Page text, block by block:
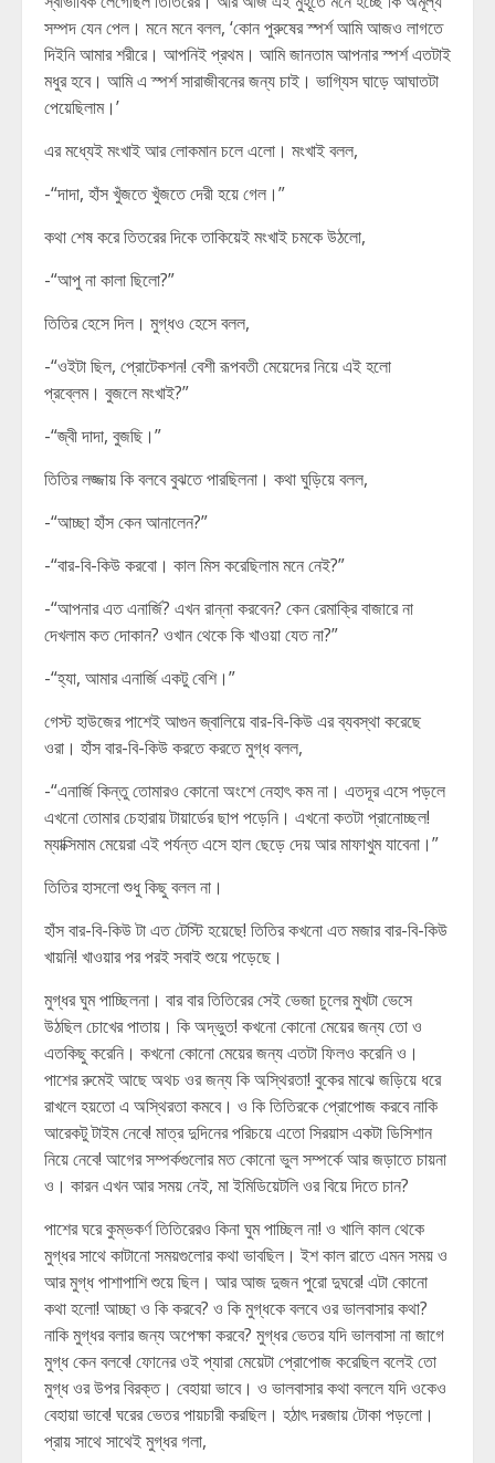
সম্পদ যেন পেল। মনে মনে বলল, ‘কোন পুরুষের স্পর্শ আমি আজও লাগতে
দিইনি আমার শরীরে। আপনিই প্রথম। আমি জানতাম আপনার স্পর্শ এতটাই
মধুর হবে। আমি এ স্পর্শ সারাজীবনের জন্য চাই। ভাগ্যিস ঘাড়ে আঘাতটা
পেয়েছিলাম।’
এর মধ্যেই মংখাই আর লোকমান চলে এলো। মংখাই বলল,
-“দাদা, হাঁস খুঁজতে খুঁজতে দেরী হয়ে গেল।”
কথা শেষ করে তিতরের দিকে তাকিয়েই মংখাই চমকে উঠলো,
-“আপু না কালা ছিলো?”
তিতির হেসে দিল। মুগ্ধও হেসে বলল,
-“ওইটা ছিল, প্রোটেকশন! বেশী রূপবতী মেয়েদের নিয়ে এই হলো
প্রব্লেম। বুজলে মংখাই?”
-“জ্বী দাদা, বুজছি।”
তিতির লজ্জায় কি বলবে বুঝতে পারছিলনা। কথা ঘুড়িয়ে বলল,
-“আচ্ছা হাঁস কেন আনালেন?”
-“বার-বি-কিউ করবো। কাল মিস করেছিলাম মনে নেই?”
-“আপনার এত এনার্জি? এখন রান্না করবেন? কেন রেমাক্রি বাজারে না
দেখলাম কত দোকান? ওখান থেকে কি খাওয়া যেত না?”
-“হ্যা, আমার এনার্জি একটু বেশি।”
গেস্ট হাউজের পাশেই আগুন জ্বালিয়ে বার-বি-কিউ এর ব্যবস্থা করেছে
ওরা। হাঁস বার-বি-কিউ করতে করতে মুগ্ধ বলল,
-“এনার্জি কিন্তু তোমারও কোনো অংশে নেহাৎ কম না। এতদূর এসে পড়লে
এখনো তোমার চেহারায় টায়ার্ডের ছাপ পড়েনি। এখনো কতটা প্রানোচ্ছল!
ম্যাক্সিমাম মেয়েরা এই পর্যন্ত এসে হাল ছেড়ে দেয় আর মাফাখুম যাবেনা।”
তিতির হাসলো শুধু কিছু বলল না।
হাঁস বার-বি-কিউ টা এত টেস্টি হয়েছে! তিতির কখনো এত মজার বার-বি-কিউ
খায়নি! খাওয়ার পর পরই সবাই শুয়ে পড়েছে।
মুগ্ধর ঘুম পাচ্ছিলনা। বার বার তিতিরের সেই ভেজা চুলের মুখটা ভেসে
উঠছিল চোখের পাতায়। কি অদ্ভুত! কখনো কোনো মেয়ের জন্য তো ও
এতকিছু করেনি। কখনো কোনো মেয়ের জন্য এতটা ফিলও করেনি ও।
পাশের রুমেই আছে অথচ ওর জন্য কি অস্থিরতা! বুকের মাঝে জড়িয়ে ধরে
রাখলে হয়তো এ অস্থিরতা কমবে। ও কি তিতিরকে প্রোপোজ করবে নাকি
আরেকটু টাইম নেবে! মাত্র দুদিনের পরিচয়ে এতো সিরয়াস একটা ডিসিশান
নিয়ে নেবে! আগের সম্পর্কগুলোর মত কোনো ভুল সম্পর্কে আর জড়াতে চায়না
ও। কারন এখন আর সময় নেই, মা ইমিডিয়েটলি ওর বিয়ে দিতে চান?
পাশের ঘরে কুম্ভকর্ণ তিতিরেরও কিনা ঘুম পাচ্ছিল না! ও খালি কাল থেকে
মুগ্ধর সাথে কাটানো সময়গুলোর কথা ভাবছিল। ইশ কাল রাতে এমন সময় ও
আর মুগ্ধ পাশাপাশি শুয়ে ছিল। আর আজ দুজন পুরো দুঘরে! এটা কোনো
কথা হলো! আচ্ছা ও কি করবে? ও কি মুগ্ধকে বলবে ওর ভালবাসার কথা?
নাকি মুগ্ধর বলার জন্য অপেক্ষা করবে? মুগ্ধর ভেতর যদি ভালবাসা না জাগে
মুগ্ধ কেন বলবে! ফোনের ওই প্যারা মেয়েটা প্রোপোজ করেছিল বলেই তো
মুগ্ধ ওর উপর বিরক্ত। বেহায়া ভাবে। ও ভালবাসার কথা বললে যদি ওকেও
বেহায়া ভাবে! ঘরের ভেতর পায়চারী করছিল। হঠাৎ দরজায় টোকা পড়লো।
প্রায় সাথে সাথেই মুগ্ধর গলা,